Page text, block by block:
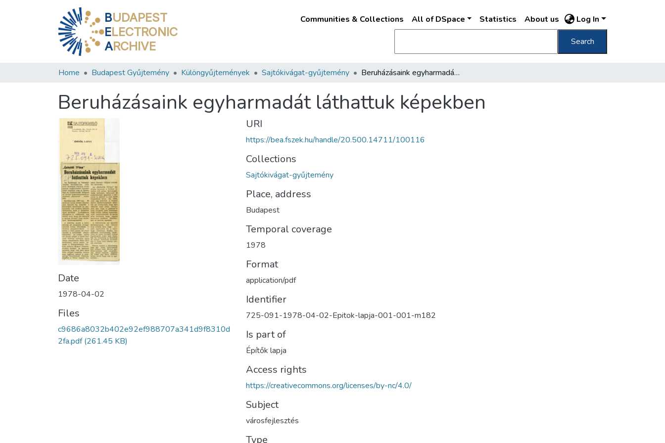
BUDAPEST
ELECTRONIC
ARCHIVE
Communities & Collections All of DSpace Statistics About us Log In
Search
Home Budapest Gyűjtemény Különgyűjtemények Sajtókivágat-gyűjtemény Beruházásaink egyharmadát láthattuk képekben
Beruházásaink egyharmadát láthattuk képekben
Date
1978-04-02
Files
c9686a8032b402e92ef988707a341d9f8310d
2fa.pdf(261.45 KB)
URI
https://bea.fszek.hu/handle/20.500.14711/100116
Collections
Sajtókivágat-gyűjtemény
Place, address
Budapest
Temporal coverage
1978
Format
application/pdf
Identifier
725-091-1978-04-02-Epitok-lapja-001-001-m182
Is part of
Építők lapja
Access rights
https://creativecommons.org/licenses/by-nc/4.0/
Subject
városfejlesztés
Type